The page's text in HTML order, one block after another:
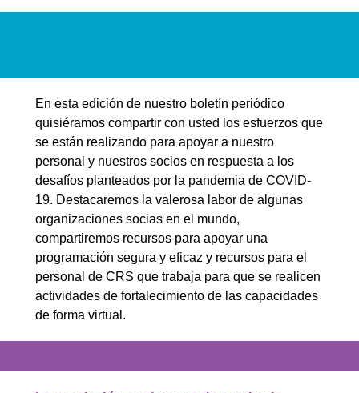
En esta edición de nuestro boletín periódico
quisiéramos compartir con usted los esfuerzos que
se están realizando para apoyar a nuestro
personal y nuestros socios en respuesta a los
desafíos planteados por la pandemia de COVID-
19. Destacaremos la valerosa labor de algunas
organizaciones socias en el mundo,
compartiremos recursos para apoyar una
programación segura y eficaz y recursos para el
personal de CRS que trabaja para que se realicen
actividades de fortalecimiento de las capacidades
de forma virtual.